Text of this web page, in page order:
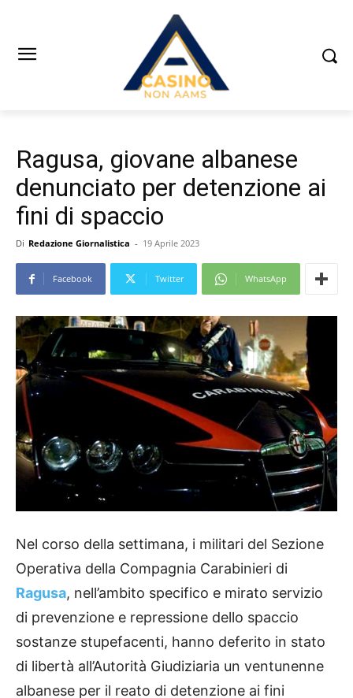
Ragusa, giovane albanese
denunciato per detenzione ai
fini di spaccio
Di Redazione Giornalistica - 19 Aprile 2023
Facebook Twitter WhatsApp
Nel corso della settimana, i militari del Sezione
Operativa della Compagnia Carabinieri di
Ragusa, nell’ambito specifico e mirato servizio
di prevenzione e repressione dello spaccio
sostanze stupefacenti, hanno deferito in stato
di libertà all’Autorità Giudiziaria un ventunenne
albanese per il reato di detenzione ai fini